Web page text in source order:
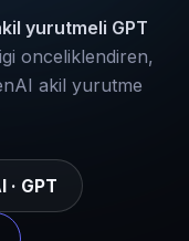
yurutmeli GPT
onceliklendiren,
akil yurutme
· GPT